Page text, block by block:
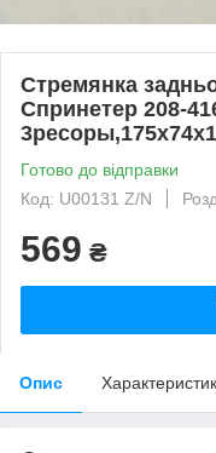
Стремянка
Спринетер 208-
Готово до відправки
Код: U00131 Z/N
569 ₴
Опис